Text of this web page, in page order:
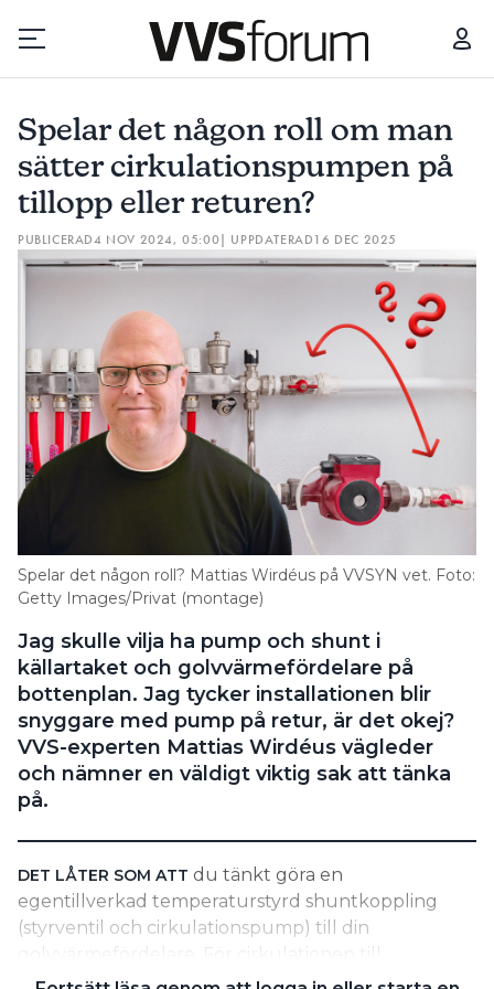
Prenumerera
Hantera prenumeration
Lediga jobb
Annonsera
Läs E-tidningen
Om tidningen
Kontakt
Search for:
SEARCH
Spelar det någon roll om man
sätter cirkulationspumpen på
tillopp eller returen?
PUBLICERAD4 NOV 2024, 05:00| UPPDATERAD16 DEC 2025
Spelar det någon roll? Mattias Wirdéus på VVSYN vet. Foto:
Getty Images/Privat (montage)
Jag skulle vilja ha pump och shunt i
källartaket och golvvärmefördelare på
bottenplan. Jag tycker installationen blir
snyggare med pump på retur, är det okej?
VVS-experten Mattias Wirdéus vägleder
och nämner en väldigt viktig sak att tänka
på.
DET LÅTER SOM ATT du tänkt göra en
egentillverkad temperaturstyrd shuntkoppling
(styrventil och cirkulationspump) till din
golvvärmeslingorna har det ingen betydelse om